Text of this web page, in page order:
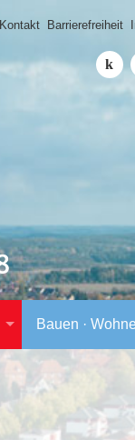
Kontakt Barrierefreiheit
Bauen ·